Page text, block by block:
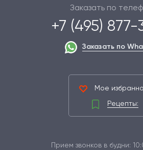
Заказать по
+7 (495)
Заказать по
Мое
Рецепты:
Прием звонков в будни: